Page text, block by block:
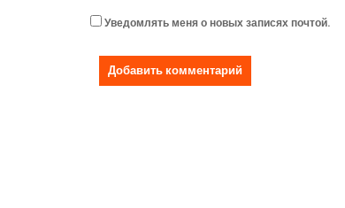
Уведомлять меня о новых записях почтой.